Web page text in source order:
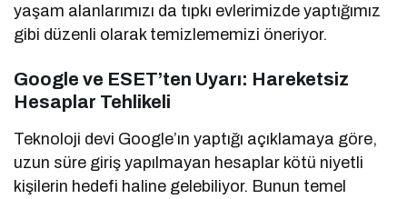
yaşam alanlarımızı da tıpkı evlerimizde yaptığımız
gibi düzenli olarak temizlememizi öneriyor.
Google ve ESET’ten Uyarı: Hareketsiz
Hesaplar Tehlikeli
Teknoloji devi Google’ın yaptığı açıklamaya göre,
uzun süre giriş yapılmayan hesaplar kötü niyetli
kişilerin hedefi haline gelebiliyor. Bunun temel